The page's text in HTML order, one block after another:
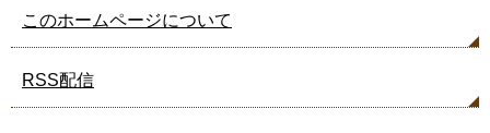
このホームページについて
RSS配信